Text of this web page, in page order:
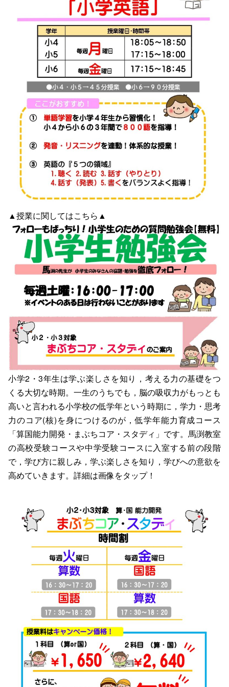
▲授業に関してはこちら ▲
小学2・3年生は学ぶ楽しさを知り，考える力の基礎をつ
くる大切な時期。一生のうちでも，脳の吸収力がもっとも
高いと言われる小学校の低学年という時期に，学力・思考
力のコア(核)を身につけるのが，低学年能力育成コース
「算国能力開発・まぶちコア・スタディ」です。馬渕教室
の高校受験コースや中学受験コースに入室する前の段階
で，学び方に親しみ，学ぶ楽しさを知り，学びへの意欲を
高めていきます。詳細は画像をタップ！